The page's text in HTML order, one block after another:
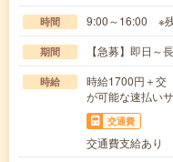
時間 9:00～16:00 ※残
期間 【急募】即日～
時給
時給1700円＋
が可能な速払い
交通費
交通費支給あり